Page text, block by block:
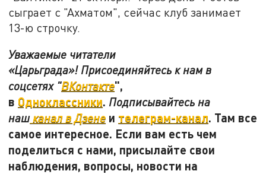
сыграет с "Ахматом", сейчас клуб занимает
13-ю строчку.
Уважаемые читатели
«Царьграда»! Присоединяйтесь к нам в
соцсетях "ВКонтакте",
в Одноклассники. Подписывайтесь на
наш канал в Дзене и телеграм-канал. Там все
самое интересное. Если вам есть чем
поделиться с нами, присылайте свои
наблюдения, вопросы, новости на